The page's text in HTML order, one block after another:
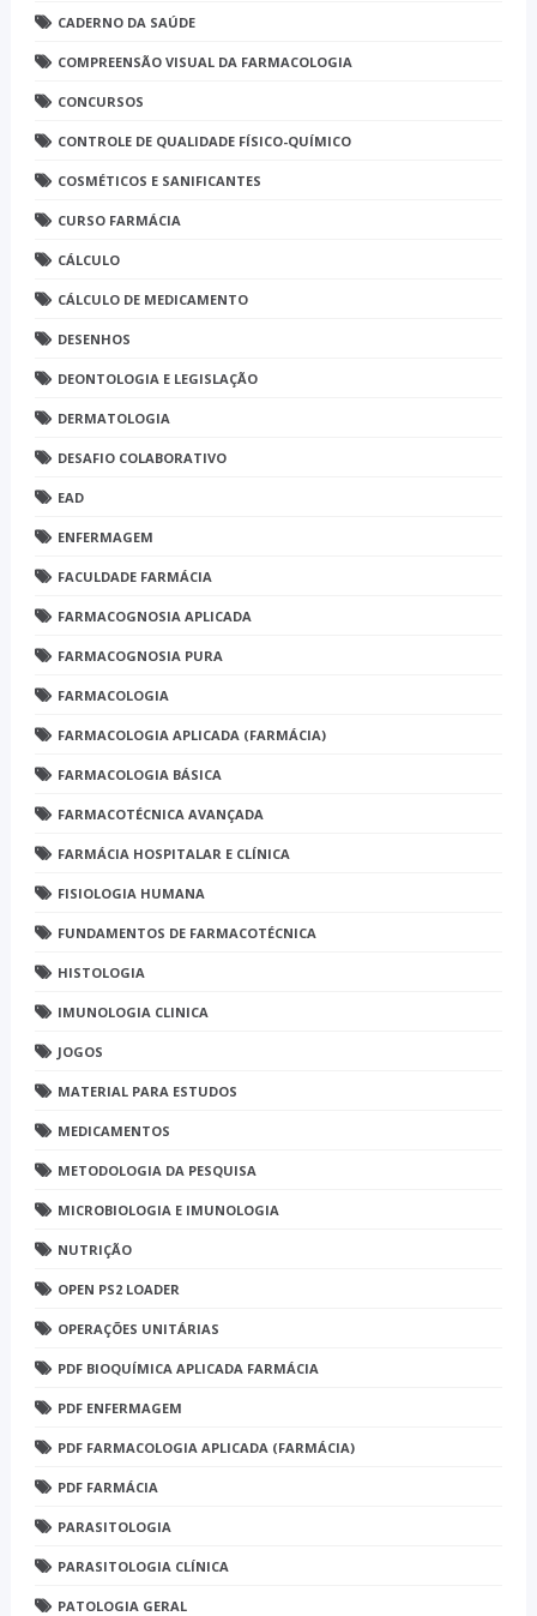
CADERNO DA SAÚDE
COMPREENSÃO VISUAL DA FARMACOLOGIA
CONCURSOS
CONTROLE DE QUALIDADE FÍSICO-QUÍMICO
COSMÉTICOS E SANIFICANTES
CURSO FARMÁCIA
CÁLCULO
CÁLCULO DE MEDICAMENTO
DESENHOS
DEONTOLOGIA E LEGISLAÇÃO
DERMATOLOGIA
DESAFIO COLABORATIVO
EAD
ENFERMAGEM
FACULDADE FARMÁCIA
FARMACOGNOSIA APLICADA
FARMACOGNOSIA PURA
FARMACOLOGIA
FARMACOLOGIA APLICADA (FARMÁCIA)
FARMACOLOGIA BÁSICA
FARMACOTÉCNICA AVANÇADA
FARMÁCIA HOSPITALAR E CLÍNICA
FISIOLOGIA HUMANA
FUNDAMENTOS DE FARMACOTÉCNICA
HISTOLOGIA
IMUNOLOGIA CLINICA
JOGOS
MATERIAL PARA ESTUDOS
MEDICAMENTOS
METODOLOGIA DA PESQUISA
MICROBIOLOGIA E IMUNOLOGIA
NUTRIÇÃO
OPEN PS2 LOADER
OPERAÇÕES UNITÁRIAS
PDF BIOQUÍMICA APLICADA FARMÁCIA
PDF ENFERMAGEM
PDF FARMACOLOGIA APLICADA (FARMÁCIA)
PDF FARMÁCIA
PARASITOLOGIA
PARASITOLOGIA CLÍNICA
PATOLOGIA GERAL